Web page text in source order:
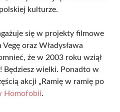
kulturze.
się w projekty filmowe
oraz Władysława
że w 2003 roku wziął
Będziesz wielki. Ponadto w
akcji „Ramię w ramię po
Homofobii.